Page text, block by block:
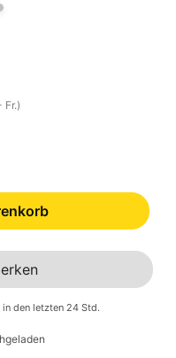
Fr.)
den letzten 24 Std.